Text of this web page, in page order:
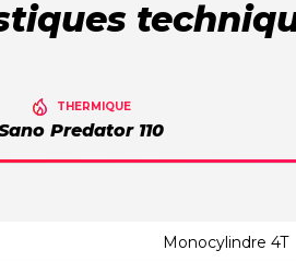
THERMIQUE
Predator 110
Monocylindre 4T